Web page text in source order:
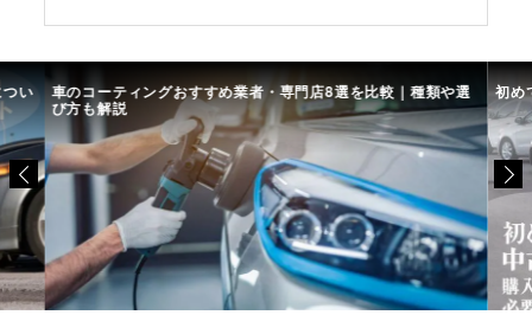
い 車のコーティングおすすめ業者・専門店8選を比較｜種類や選
び方も解説
初め